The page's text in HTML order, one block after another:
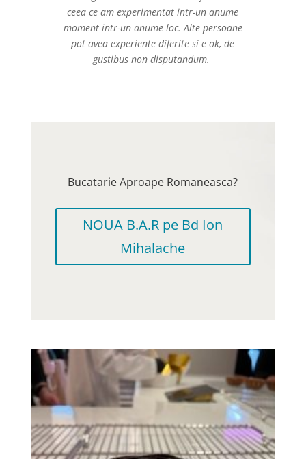
ceea ce am experimentat intr-un anume
moment intr-un anume loc. Alte persoane
pot avea experiente diferite si e ok, de
gustibus non disputandum.
Bucatarie Aproape Romaneasca?
NOUA B.A.R pe Bd Ion
Mihalache